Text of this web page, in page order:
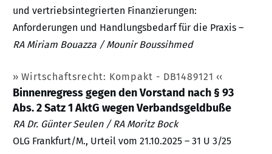
und vertriebsintegrierten Finanzierungen:
Anforderungen und Handlungsbedarf für die Praxis –
RA Miriam Bouazza / Mounir Boussihmed
Wirtschaftsrecht: Kompakt - DB1489121
Binnenregress gegen den Vorstand nach § 93
Abs. 2 Satz 1 AktG wegen Verbandsgeldbuße
RA Dr. Günter Seulen / RA Moritz Bock
OLG Frankfurt/M., Urteil vom 21.10.2025 – 31 U 3/25